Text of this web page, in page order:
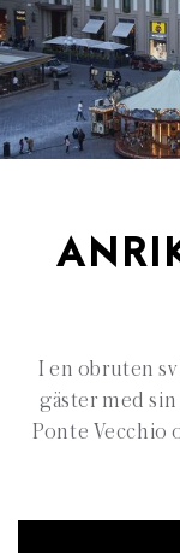
I en obruten
gäster med
Ponte Vecchio